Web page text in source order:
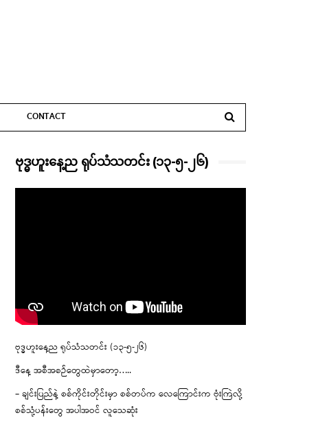
CONTACT
ဗုဒ္ဓဟူးနေ့ည ရုပ်သံသတင်း (၁၃-၅-၂၆)
ဗုဒ္ဓဟူးနေ့ည ရုပ်သံသတင်း (၁၃-၅-၂၆)
ဒီနေ့ အစီအစဉ်တွေထဲမှာတော့…..
– ချင်းပြည်နဲ့ စစ်ကိုင်းတိုင်းမှာ စစ်တပ်က လေကြောင်းက ဗုံးကြဲလို့
စစ်သုံ့ပန်းတွေ အပါအဝင် လူသေဆုံး